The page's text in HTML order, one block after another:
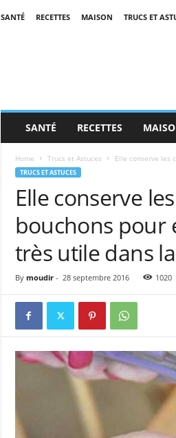
SANTÉ RECETTES MAISON TRUCS ET
SANTÉ RECETTES
Home Trucs et Astuces Elle conserve les
TRUCS ET ASTUCES
Elle conserve
bouchons pour
très utile dans
By moudir- 28 septembre 2016 1020